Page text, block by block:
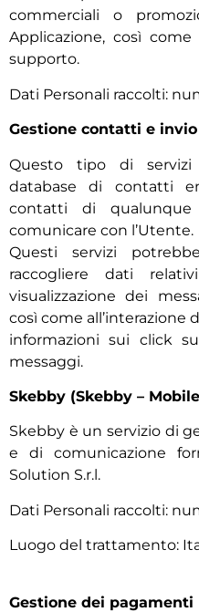
commerciali o
Applicazione, così
supporto.
Dati Personali raccolti:
Gestione contatti e
Questo tipo di
database di contatti
contatti di
comunicare con l’Utente.
Questi servizi
raccogliere dati
visualizzazione dei
così come all’interazione
informazioni sui click
messaggi.
Skebby (Skebby –
Skebby è un servizio di
e di comunicazione
Solution S.r.l.
Dati Personali raccolti:
Luogo del trattamento:
Gestione dei pagamenti